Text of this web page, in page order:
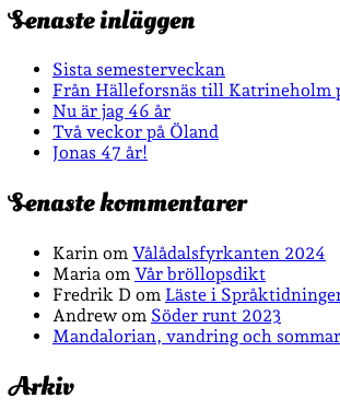
Senaste inläggen
Sista semesterveckan
Från Hälleforsnäs till Katrineholm
Nu är jag 46 år
Två veckor på Öland
Jonas 47 år!
Senaste kommentarer
Karin om Vålådalsfyrkanten 2024
Maria om Vår bröllopsdikt
Fredrik D om Läste i
Andrew om Söder runt 2023
Mandalorian, vandring och
Arkiv